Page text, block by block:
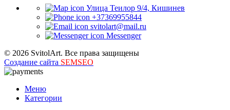
Улица Теилор 9/4, Кишинев
+37369955844
svitolart@mail.ru
Messenger
© 2026 SvitolArt. Все права защищены
Создание сайта SEMSEO
Меню
Категории